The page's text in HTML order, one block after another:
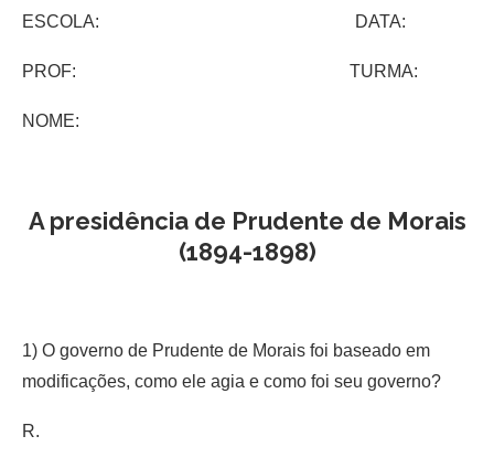
ESCOLA: DATA:
PROF: TURMA:
NOME:
A presidência de Prudente de Morais
(1894-1898)
1) O governo de Prudente de Morais foi baseado em
modificações, como ele agia e como foi seu governo?
R.